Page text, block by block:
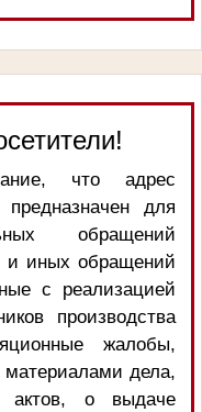
что адрес
для
обращений
и иных обращений
с реализацией
производства
жалобы,
материалами дела,
актов, о выдаче